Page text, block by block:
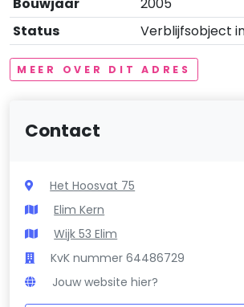
Status
Verblijfsobject
MEER OVER DIT ADRES
Contact
Het Hoosvat 75
Elim Kern
Wijk 53 Elim
KvK nummer 64486729
Jouw website hier?